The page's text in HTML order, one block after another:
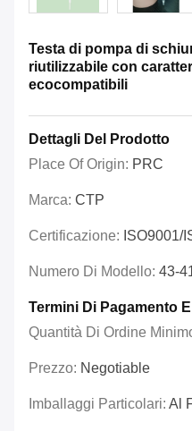
Testa di pompa di
riutilizzabile con
ecocompatibili
Dettagli Del Prodotto
Place Of Origin: PRC
Marca: CTP
Certificazione: ISO9001/
Numero Di Modello: 43-
Termini Di Pagamento
Quantità Di Ordine
Prezzo: Negotiable
Imballaggi Particolari: Al